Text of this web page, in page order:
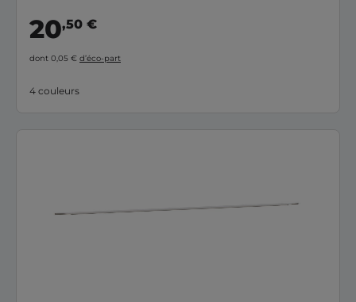
20,50 €
dont 0,05 € d’éco-part
4 couleurs